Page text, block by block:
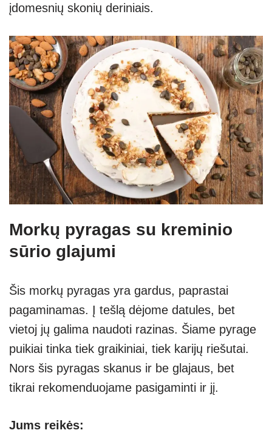
įdomesnių skonių deriniais.
Morkų pyragas su kreminio
sūrio glajumi
Šis morkų pyragas yra gardus, paprastai
pagaminamas. Į tešlą dėjome datules, bet
vietoj jų galima naudoti razinas. Šiame pyrage
puikiai tinka tiek graikiniai, tiek karijų riešutai.
Nors šis pyragas skanus ir be glajaus, bet
tikrai rekomenduojame pasigaminti ir jį.
Jums reikės: